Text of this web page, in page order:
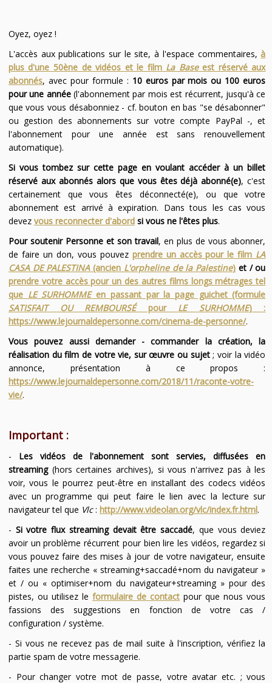
Oyez, oyez !
L'accès aux publications sur le site, à l'espace commentaires,à
plus d'une 50ène de vidéos et le film La Baseest réservé aux
abonnés, avec pour formule : 10 euros par mois ou 100 euros
pour une année(l'abonnement par mois est récurrent, jusqu'à ce
que vous vous désabonniez - cf. bouton en bas "se désabonner"
ou gestion des abonnements sur votre compte PayPal -, et
l'abonnement pour une année est sans renouvellement
automatique).
Si vous tombez sur cette page en voulant accéder à un billet
réservé aux abonnés alors que vous êtes déjà abonné(e), c'est
certainement que vous êtes déconnecté(e), ou que votre
abonnement est arrivé à expiration. Dans tous les cas vous
devez vous reconnecter d'abordsi vous ne l'êtes plus.
Pour soutenir Personne et son travail, en plus de vous abonner,
de faire un don, vous pouvez prendre un accès pour le film LA
CASA DE PALESTINA(ancien L'orpheline de la Palestine) et / ou
prendre votre accès pour un des autres films longs métrages tel
que LE SURHOMMEen passant par la page guichet (formule
SATISFAIT OU REMBOURSÉpour LE SURHOMME) :
https://www.lejournaldepersonne.com/cinema-de-personne/.
Vous pouvez aussi demander - commander la création, la
réalisation du film de votre vie, sur œuvre ou sujet; voir la vidéo
annonce, présentation à ce propos :
https://www.lejournaldepersonne.com/2018/11/raconte-votre-
vie/.
Important :
- Les vidéos de l'abonnement sont servies, diffusées en
streaming(hors certaines archives), si vous n'arrivez pas à les
voir, vous le pourrez peut-être en installant des codecs vidéos
avec un programme qui peut faire le lien avec la lecture sur
navigateur tel que Vlc: http://www.videolan.org/vlc/index.fr.html.
- Si votre flux streaming devait être saccadé, que vous deviez
avoir un problème récurrent pour bien lire les vidéos, regardez si
vous pouvez faire des mises à jour de votre navigateur, ensuite
faites une recherche « streaming+saccadé+nom du navigateur »
et / ou « optimiser+nom du navigateur+streaming » pour des
pistes, ou utilisez leformulaire de contact pour que nous vous
fassions des suggestions en fonction de votre cas /
configuration / système.
- Si vous ne recevez pas de mail suite à l'inscription, vérifiez la
partie spam de votre messagerie.
- Pour changer votre mot de passe, votre avatar etc. ; vous